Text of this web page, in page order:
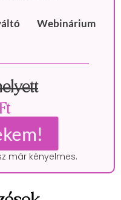
Webinárium
már kényelmes.